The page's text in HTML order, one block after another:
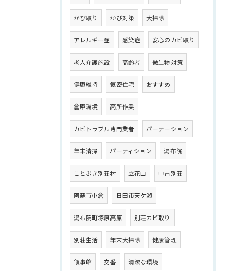
かび取り かび対策 大掃除
アレルギー症 感染症 安心のカビ取り
老人介護施設 高齢者 微生物対策
健康維持 気密住宅 おすすめ
倉庫環境 高所作業
カビトラブル専門業者 パーテーション
年末清掃 パーティション 湯布院
ことぶき別荘村 立花山 中古別荘
阿蘇市小倉 日田市天ケ瀬
湯布院町塚原高原 別荘カビ取り
別荘生活 年末大掃除 健康管理
領事館 交番 清潔な環境